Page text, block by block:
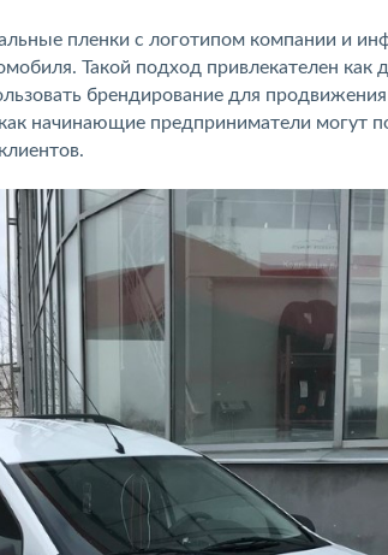
пленки с логотипом компании и
Такой подход привлекателен как
брендирование для
начинающие предприниматели могут